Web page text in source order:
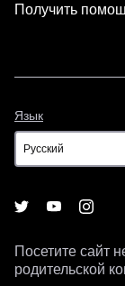
Получить
Язык
Посетите сайт
родительской